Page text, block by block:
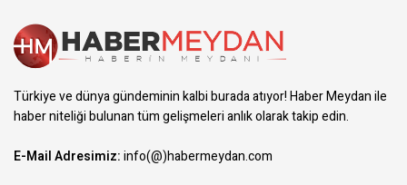
Türkiye ve dünya gündeminin kalbi burada atıyor! Haber Meydan ile
haber niteliği bulunan tüm gelişmeleri anlık olarak takip edin.
E-Mail Adresimiz:info(@)habermeydan.com